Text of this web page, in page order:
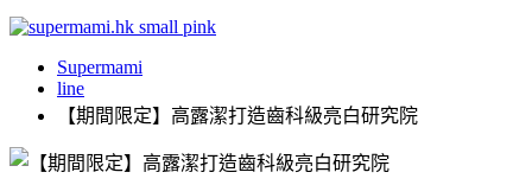
Supermami
line
【期間限定】高露潔打造齒科級亮白研究院